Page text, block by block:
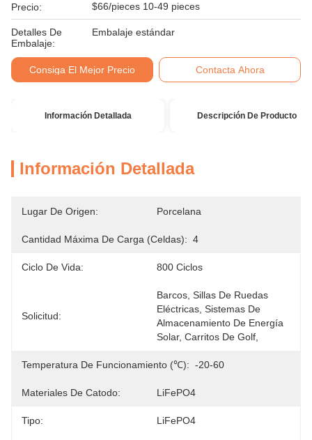
Precio: $66/pieces 10-49 pieces
Detalles De
Embalaje:
Embalaje estándar
Consiga El Mejor Precio Contacta Ahora
Información Detallada Descripción De Producto
Información Detallada
Lugar De Origen: Porcelana
Cantidad Máxima De Carga (celdas): 4
Ciclo De Vida: 800 Ciclos
Solicitud:
Barcos, Sillas De Ruedas
Eléctricas, Sistemas De
Almacenamiento De Energía
Solar, Carritos De Golf,
Temperatura De Funcionamiento (℃): -20-60
Materiales De Catodo: LiFePO4
Tipo: LiFePO4